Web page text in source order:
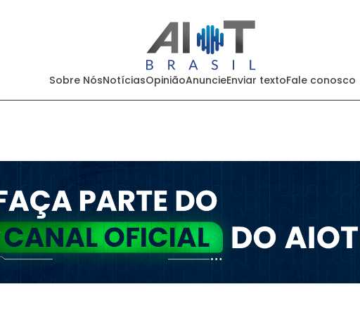
Sobre NósNotíciasOpiniãoAnuncieEnviar textoFale conosco